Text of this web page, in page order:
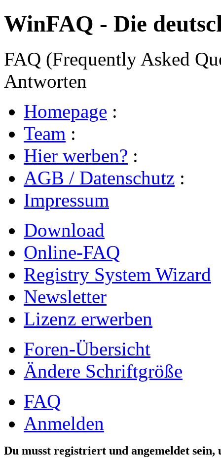
WinFAQ - Die
FAQ (Frequently Asked
Antworten
Homepage :
Team :
Hier werben? :
AGB / Datenschutz :
Impressum
Download
Online-FAQ
Registry System Wizard
Newsletter
Lizenz erwerben
Foren-Übersicht
Ändere Schriftgröße
FAQ
Anmelden
Du musst registriert und angemeldet sein,